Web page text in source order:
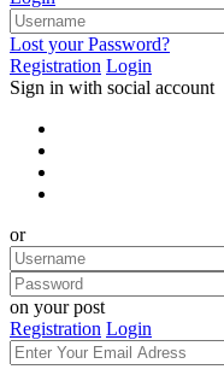
Lost your Password?
Registration Login
Sign in with social account
or
on your post
Registration Login